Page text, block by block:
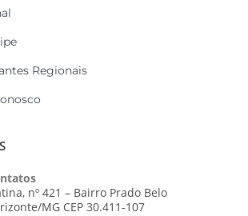
Regionais
nº 421 – Bairro Prado Belo
MG CEP 30.411-107